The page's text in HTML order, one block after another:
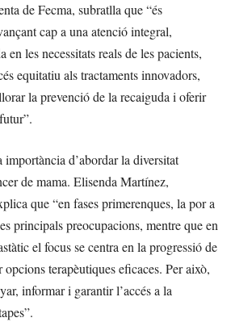
de Fecma, subratlla que “és
cap a una atenció integral,
en les necessitats reals de les pacients,
equitatiu als tractaments innovadors,
la prevenció de la recaiguda i oferir
d’abordar la diversitat
de mama. Elisenda Martínez,
que “en fases primerenques, la por a
principals preocupacions, mentre que en
el focus se centra en la progressió de
terapèutiques eficaces. Per això,
informar i garantir l’accés a la